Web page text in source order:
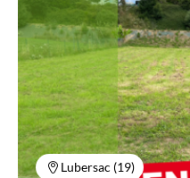
13 m², un WC,
et son petit préau. Les caractéristiques comme le
poêle à BOIS, la
vitrage en bois, et
très appréciables
présence d’un
permet également
nature et du CALME
l’égout et Fibre
Lubersac (19)